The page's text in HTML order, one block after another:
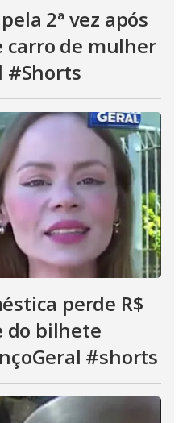
2ª vez após
carro de mulher
#Shorts
perde R$
do bilhete
#shorts